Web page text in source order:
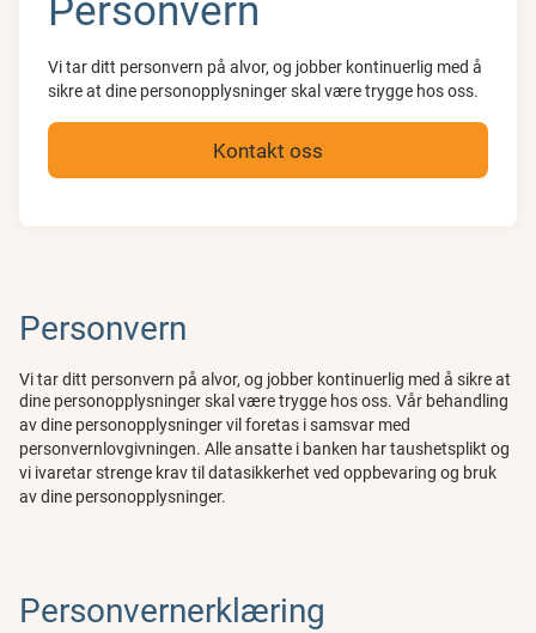
Vi tar ditt personvern på alvor, og jobber kontinuerlig med å
sikre at dine personopplysninger skal være trygge hos oss.
Kontakt oss
Personvern
Vi tar ditt personvern på alvor, og jobber kontinuerlig med å sikre at
dine personopplysninger skal være trygge hos oss. Vår behandling
av dine personopplysninger vil foretas i samsvar med
personvernlovgivningen. Alle ansatte i banken har taushetsplikt og
vi ivaretar strenge krav til datasikkerhet ved oppbevaring og bruk
av dine personopplysninger.
Personvernerklæring